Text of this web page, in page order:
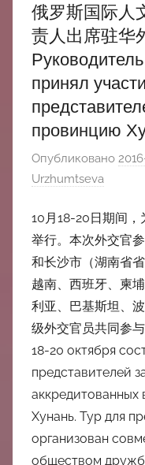
俄罗斯国际人
责人出席驻华
принял
провинцию
Опубликовано
Urzhumtseva
10月18-20日期间
举行。本次外交官
和长沙市（湖南省
越南、西班牙、柬
利亚、巴基斯坦、
级外交官员共同参与
18-20 октября
представителей
Хунань. Тур для
организован
обществом